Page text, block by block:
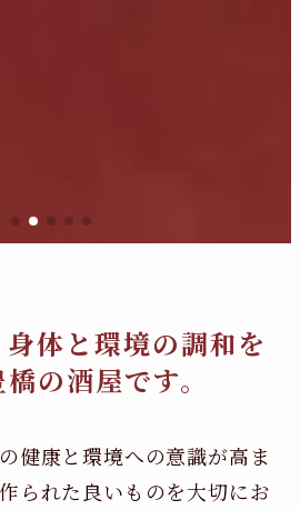
体と環境の調和を
の酒屋です。
健康と環境への意識が高ま
られた良いものを大切にお